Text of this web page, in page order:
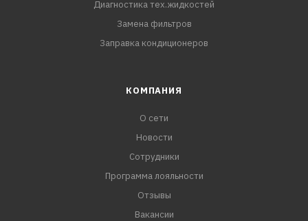
Диагностика тех.жидкостей
Замена фильтров
Заправка кондиционеров
КОМПАНИЯ
О сети
Новости
Сотрудники
Программа лояльности
Отзывы
Вакансии